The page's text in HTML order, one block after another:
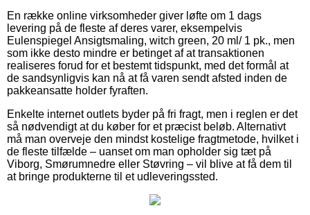
En række online virksomheder giver løfte om 1 dags
levering på de fleste af deres varer, eksempelvis
Eulenspiegel Ansigtsmaling, witch green, 20 ml/ 1 pk., men
som ikke desto mindre er betinget af at transaktionen
realiseres forud for et bestemt tidspunkt, med det formål at
de sandsynligvis kan nå at få varen sendt afsted inden de
pakkeansatte holder fyraften.
Enkelte internet outlets byder på fri fragt, men i reglen er det
så nødvendigt at du køber for et præcist beløb. Alternativt
må man overveje den mindst kostelige fragtmetode, hvilket i
de fleste tilfælde – uanset om man opholder sig tæt på
Viborg, Smørumnedre eller Støvring – vil blive at få dem til
at bringe produkterne til et udleveringssted.